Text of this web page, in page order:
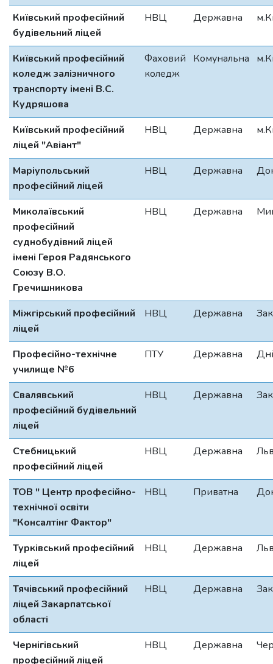
Київський професійний
будівельний ліцей
НВЦ Державна
Київський професійний
коледж залізничного
транспорту імені В.С.
Кудряшова
Фаховий
коледж
Комунальна
Київський професійний
ліцей "Авіант"
НВЦ Державна
Маріупольський
професійний ліцей
НВЦ Державна
Миколаївський
професійний
суднобудівний ліцей
імені Героя Радянського
Союзу В.О.
Гречишникова
НВЦ Державна
Міжгірський професійний
ліцей
НВЦ Державна
Професійно-технічне
училище №6
ПТУ Державна
Свалявський
професійний будівельний
ліцей
НВЦ Державна
Стебницький
професійний ліцей
НВЦ Державна
ТОВ " Центр професійно-
технічної освіти
"Консалтінг Фактор"
НВЦ Приватна
Турківський професійний
ліцей
НВЦ Державна
Тячівський професійний
ліцей Закарпатської
області
НВЦ Державна
Чернігівський
професійний ліцей
НВЦ Державна